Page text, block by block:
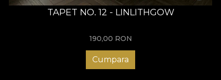
TAPET NO. 12 - LINLITHGOW
190,00 RON
Cumpara